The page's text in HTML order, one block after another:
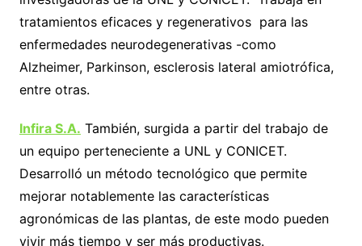
tratamientos eficaces y regenerativos para las
enfermedades neurodegenerativas -como
Alzheimer, Parkinson, esclerosis lateral amiotrófica,
entre otras.
Infira S.A. También, surgida a partir del trabajo de
un equipo perteneciente a UNL y CONICET.
Desarrolló un método tecnológico que permite
mejorar notablemente las características
agronómicas de las plantas, de este modo pueden
vivir más tiempo y ser más productivas.